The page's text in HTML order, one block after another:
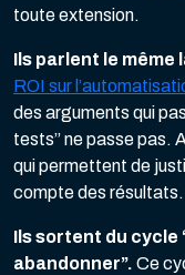
toute extension.
Ils parlent le même
ROI sur
des arguments qui
tests” ne passe pas.
qui permettent de
compte des résultats.
Ils sortent du
abandonner”. Ce